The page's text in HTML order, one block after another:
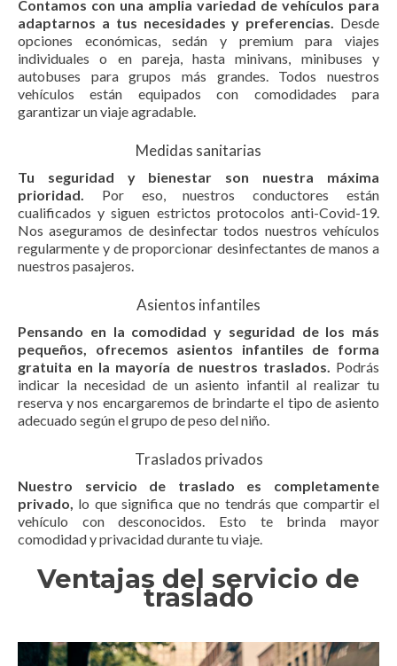
Contamos con una amplia variedad de vehículos para
adaptarnos a tus necesidades y preferencias. Desde
opciones económicas, sedán y premium para viajes
individuales o en pareja, hasta minivans, minibuses y
autobuses para grupos más grandes. Todos nuestros
vehículos están equipados con comodidades para
garantizar un viaje agradable.
Medidas sanitarias
Tu seguridad y bienestar son nuestra máxima
prioridad. Por eso, nuestros conductores están
cualificados y siguen estrictos protocolos anti-Covid-19.
Nos aseguramos de desinfectar todos nuestros vehículos
regularmente y de proporcionar desinfectantes de manos a
nuestros pasajeros.
Asientos infantiles
Pensando en la comodidad y seguridad de los más
pequeños, ofrecemos asientos infantiles de forma
gratuita en la mayoría de nuestros traslados. Podrás
indicar la necesidad de un asiento infantil al realizar tu
reserva y nos encargaremos de brindarte el tipo de asiento
adecuado según el grupo de peso del niño.
Traslados privados
Nuestro servicio de traslado es completamente
privado, lo que significa que no tendrás que compartir el
vehículo con desconocidos. Esto te brinda mayor
comodidad y privacidad durante tu viaje.
Ventajas del servicio de
traslado